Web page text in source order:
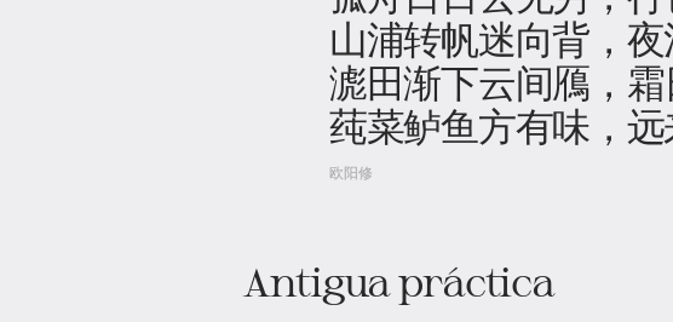
山浦转帆迷向背，夜
滮田渐下云间鴈，霜
莼菜鲈鱼方有味，远
欧阳修
Antigua práctica